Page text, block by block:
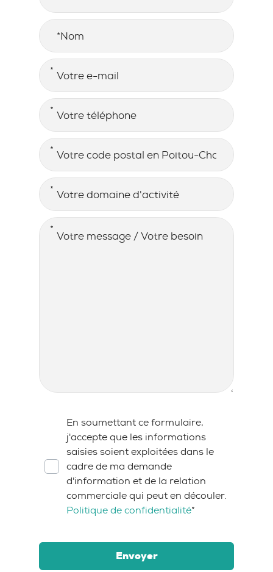
Prénom
Nom
E-MAIL
TÉLÉPHONE
ADRESSE
Code postal en Poitou-Charentes
DOMAINE D'ACTIVITÉ
MESSAGE / BESOIN
*En soumettant ce formulaire,
j'accepte que les informations
saisies soient exploitées dans le
cadre de ma demande
d'information et de la relation
commerciale qui peut en découler.
Politique de confidentialité*
Envoyer